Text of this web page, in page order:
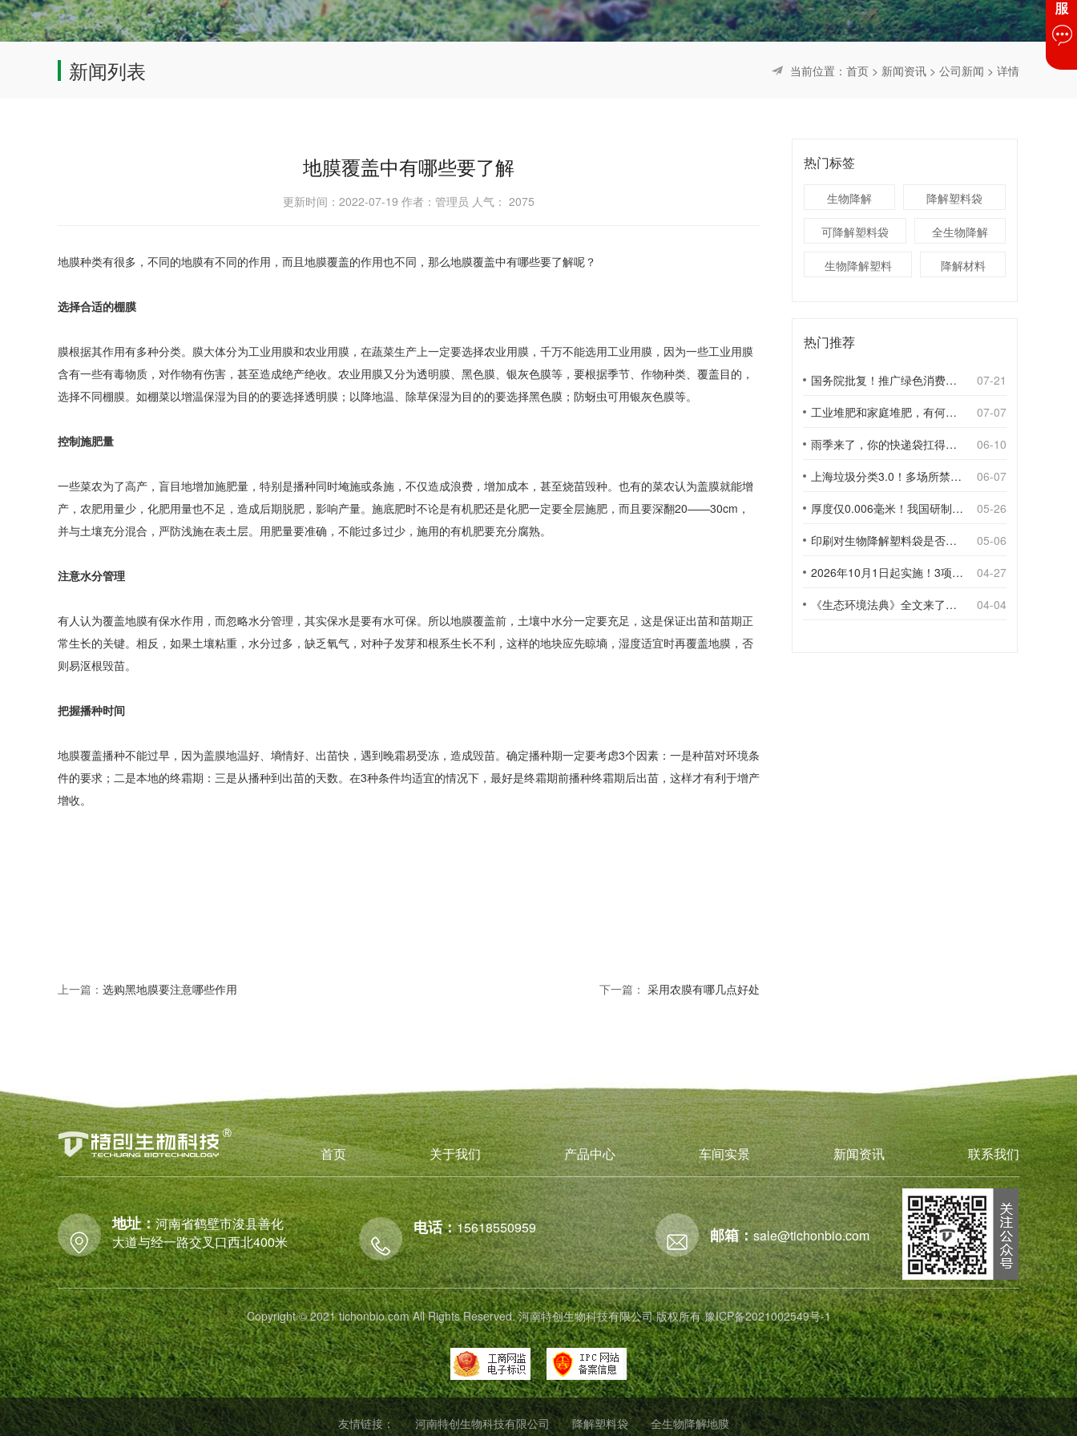
新闻列表 当前位置： 首页 > 新闻资讯 > 公司新闻 > 详情
地膜覆盖中有哪些要了解
更新时间：2022-07-19 作者：管理员 人气： 2075
地膜种类有很多，不同的地膜有不同的作用，而且地膜覆盖的作用也不同，那么地膜覆盖中有哪些要了解呢？
选择合适的棚膜
膜根据其作用有多种分类。膜大体分为工业用膜和农业用膜，在蔬菜生产上一定要选择农业用膜，千万不能选用工业用膜，因为一些工业用膜
含有一些有毒物质，对作物有伤害，甚至造成绝产绝收。农业用膜又分为透明膜、黑色膜、银灰色膜等，要根据季节、作物种类、覆盖目的，
选择不同棚膜。如棚菜以增温保湿为目的的要选择透明膜；以降地温、除草保湿为目的的要选择黑色膜；防蚜虫可用银灰色膜等。
控制施肥量
一些菜农为了高产，盲目地增加施肥量，特别是播种同时埯施或条施，不仅造成浪费，增加成本，甚至烧苗毁种。也有的菜农认为盖膜就能增
产，农肥用量少，化肥用量也不足，造成后期脱肥，影响产量。施底肥时不论是有机肥还是化肥一定要全层施肥，而且要深翻20——30cm，
并与土壤充分混合，严防浅施在表土层。用肥量要准确，不能过多过少，施用的有机肥要充分腐熟。
注意水分管理
有人认为覆盖地膜有保水作用，而忽略水分管理，其实保水是要有水可保。所以地膜覆盖前，土壤中水分一定要充足，这是保证出苗和苗期正
常生长的关键。相反，如果土壤粘重，水分过多，缺乏氧气，对种子发芽和根系生长不利，这样的地块应先晾墒，湿度适宜时再覆盖地膜，否
则易沤根毁苗。
把握播种时间
地膜覆盖播种不能过早，因为盖膜地温好、墒情好、出苗快，遇到晚霜易受冻，造成毁苗。确定播种期一定要考虑3个因素：一是种苗对环境条
件的要求；二是本地的终霜期：三是从播种到出苗的天数。在3种条件均适宜的情况下，最好是终霜期前播种终霜期后出苗，这样才有利于增产
增收。
上一篇： 选购黑地膜要注意哪些作用 下一篇： 采用农膜有哪几点好处
热门标签
生物降解 降解塑料袋
可降解塑料袋 全生物降解
生物降解塑料 降解材料
热门推荐
国务院批复！推广绿色消费，引导使用环保可降解包装材料
07-21
工业堆肥和家庭堆肥，有何不同？
07-07
雨季来了，你的快递袋扛得住吗？
06-10
上海垃圾分类3.0！多场所禁止使用一次性塑料袋；推动快递包装绿色转型
06-07
厚度仅0.006毫米！我国研制出超薄型全生物降解渗水地膜
05-26
印刷对生物降解塑料袋是否构成影响？
05-06
2026年10月1日起实施！3项生物降解能力检测新国标
04-27
《生态环境法典》全文来了！降解材料、生物基应用与包装环保规范
04-04
首页 关于我们 产品中心 车间实景 新闻资讯 联系我们
地址：河南省鹤壁市浚县善化
大道与经一路交叉口西北400米
电话：15618550959 邮箱：sale@tichonbio.com
Copyright © 2021 tichonbio.com All Rights Reserved. 河南特创生物科技有限公司 版权所有豫ICP备2021002549号-1
友情链接： 河南特创生物科技有限公司 降解塑料袋 全生物降解地膜